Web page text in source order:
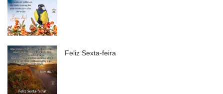
Feliz Sexta-feira